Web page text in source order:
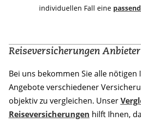
individuellen Fall eine
Reiseversicherungen
Bei uns bekommen Sie alle
Angebote verschiedener
objektiv zu vergleichen. Unser
Reiseversicherungen hilft Ihnen,